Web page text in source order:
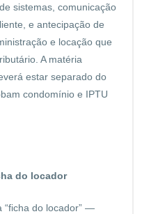
sistemas, comunicação
e antecipação de
e locação que
A matéria
estar separado do
condomínio e IPTU
do locador
“ficha do locador” —